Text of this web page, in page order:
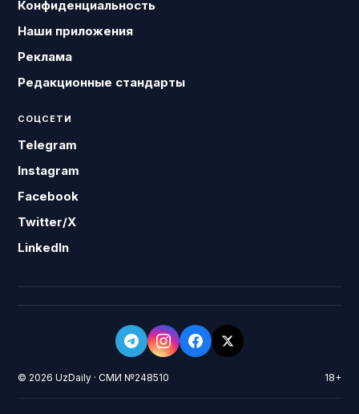
Конфиденциальность
Наши приложения
Реклама
Редакционные стандарты
СОЦСЕТИ
Telegram
Instagram
Facebook
Twitter/X
LinkedIn
© 2026 UzDaily · СМИ №248510 18+